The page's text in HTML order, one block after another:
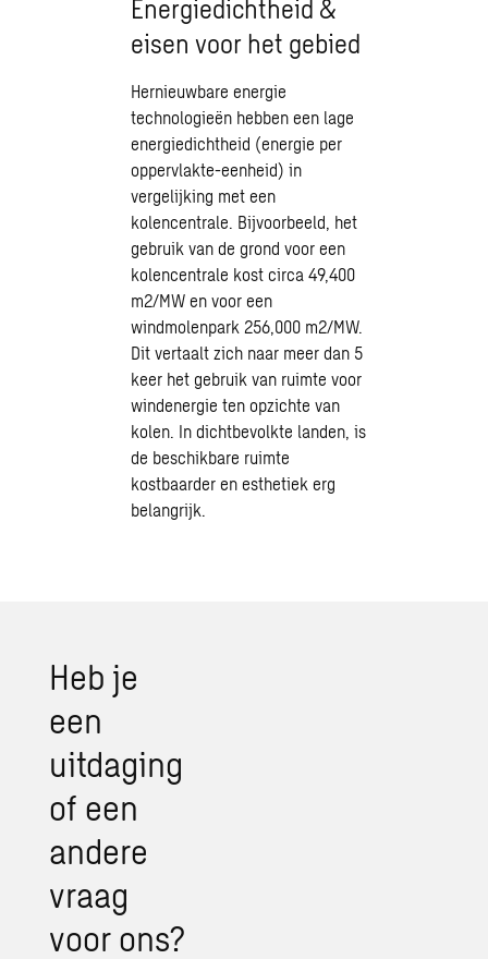
Energiedichtheid &
eisen voor het gebied
Hernieuwbare energie
technologieën hebben een lage
energiedichtheid (energie per
oppervlakte-eenheid) in
vergelijking met een
kolencentrale. Bijvoorbeeld, het
gebruik van de grond voor een
kolencentrale kost circa 49,400
m2/MW en voor een
windmolenpark 256,000 m2/MW.
Dit vertaalt zich naar meer dan 5
keer het gebruik van ruimte voor
windenergie ten opzichte van
kolen. In dichtbevolkte landen, is
de beschikbare ruimte
kostbaarder en esthetiek erg
belangrijk.
Heb je
een
uitdaging
of een
andere
vraag
voor ons?